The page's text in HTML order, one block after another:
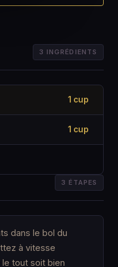
3 INGRÉDIENTS
1 cup
1 cup
3 ÉTAPES
dans le bol du
à vitesse
tout soit bien